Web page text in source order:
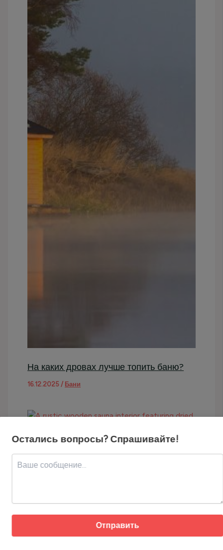
На каких дровах лучше топить баню?
16.12.2025/ Бани
Какие дрова нельзя использовать для
Остались вопросы? Спрашивайте!
Отправить